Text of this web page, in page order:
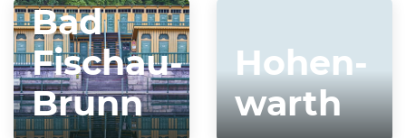
Bad
Fischau-
Brunn
Hohen­
warth